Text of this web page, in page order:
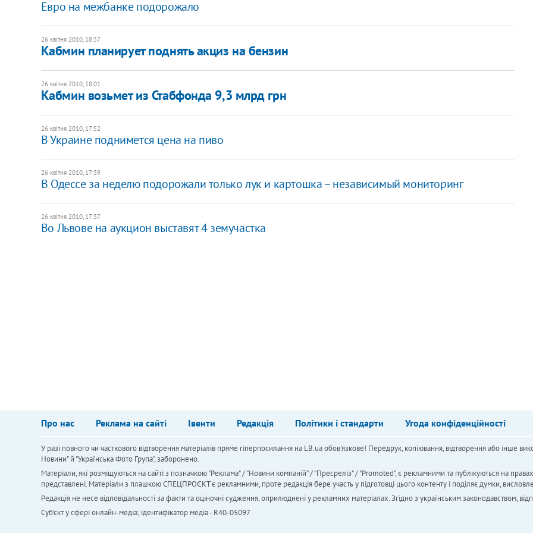
Евро на межбанке подорожало
26 квітня 2010, 18:37
Кабмин планирует поднять акциз на бензин
26 квітня 2010, 18:01
Кабмин возьмет из Стабфонда 9,3 млрд грн
26 квітня 2010, 17:52
В Украине поднимется цена на пиво
26 квітня 2010, 17:39
В Одессе за неделю подорожали только лук и картошка – независимый мониторинг
26 квітня 2010, 17:37
Во Львове на аукцион выставят 4 земучастка
Про нас Реклама на сайті Івенти Редакція Політики і стандарти Угода конфіденційності
У разі повного чи часткового відтворення матеріалів пряме гіперпосилання на LB.ua обов'язкове! Передрук, копіювання, відтворення або інше
Новини" й "Українська Фото Група", заборонено.
Матеріали, які розміщуються на сайті з позначкою "Реклама" / "Новини компаній" / "Пресреліз" / "Promoted", є рекламними та публікуються на
представлені. Матеріали з плашкою СПЕЦПРОЄКТ є рекламними, проте редакція бере участь у підготовці цього контенту і поділяє думки,
Редакція не несе відповідальності за факти та оціночні судження, оприлюднені у рекламних матеріалах. Згідно з українським законодавством,
Cуб'єкт у сфері онлайн-медіа; ідентифікатор медіа - R40-05097